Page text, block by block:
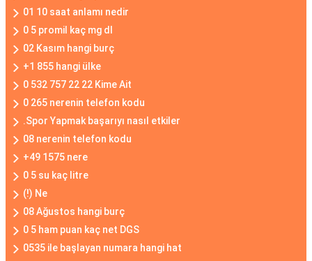
01 10 saat anlamı nedir
0 5 promil kaç mg dl
02 Kasım hangi burç
+1 855 hangi ülke
0 532 757 22 22 Kime Ait
0 265 nerenin telefon kodu
.Spor Yapmak başarıyı nasıl etkiler
08 nerenin telefon kodu
+49 1575 nere
0 5 su kaç litre
(!) Ne
08 Ağustos hangi burç
0 5 ham puan kaç net DGS
0535 ile başlayan numara hangi hat